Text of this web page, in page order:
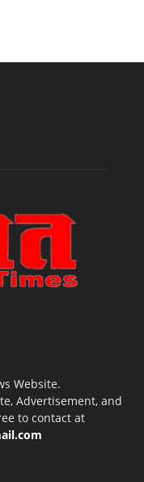
Website.
Advertisement, and
to contact at